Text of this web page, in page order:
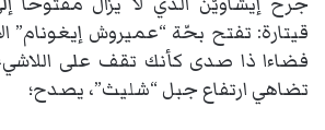
قيتارة: تفتح بحّة “عميروش إيغونام”
فضاءا ذا صدى كأنك تقف على
تضاهي ارتفاع جبل “شليث”، يصدح؛